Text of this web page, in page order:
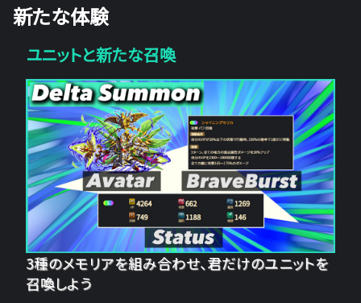
新たな体験
ユニットと新たな召喚
3種のメモリアを組み合わせ、君だけのユニットを
召喚しよう